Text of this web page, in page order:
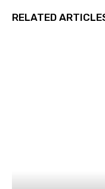
RELATED